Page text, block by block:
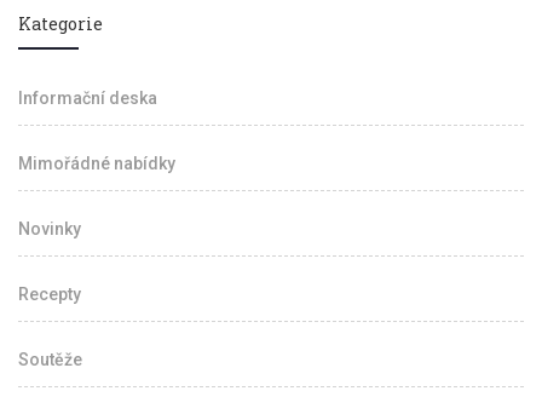
Kategorie
Informační deska
Mimořádné nabídky
Novinky
Recepty
Soutěže